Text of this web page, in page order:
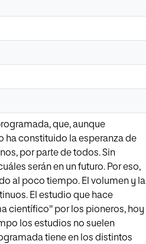
que, aunque
ha constituido la esperanza de
por parte de todos. Sin
serán en un futuro. Por eso,
al poco tiempo. El volumen y la
El estudio que hace
científico" por los pioneros, hoy
los estudios no suelen
tiene en los distintos